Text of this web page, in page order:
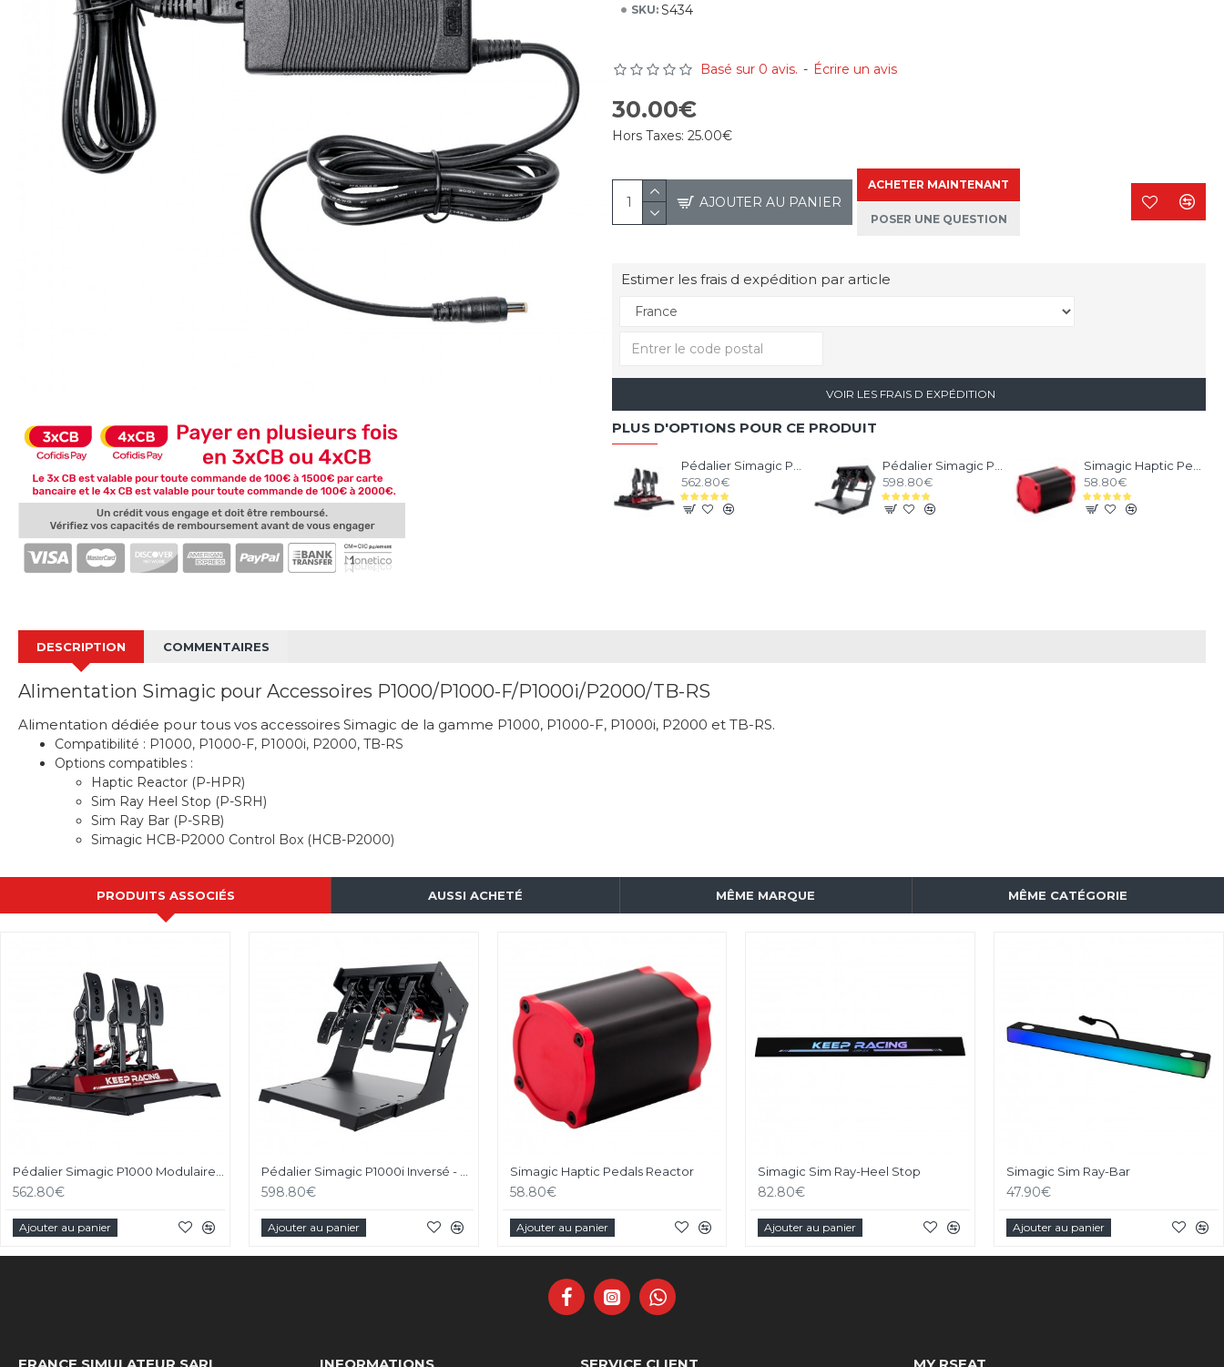
SKU: S434
Basé sur 0 avis. - Écrire un avis
30.00€
Hors Taxes: 25.00€
AJOUTER AU PANIER
ACHETER MAINTENANT
POSER UNE QUESTION
Estimer les frais d expédition par article
VOIR LES FRAIS D EXPÉDITION
PLUS D'OPTIONS POUR CE PRODUIT
562.80€
598.80€
58.80€
DESCRIPTION COMMENTAIRES
Alimentation Simagic pour Accessoires P1000/P1000-F/P1000i/P2000/TB-RS
Alimentation dédiée pour tous vos accessoires Simagic de la gamme P1000, P1000-F, P1000i, P2000 et TB-RS.
Compatibilité : P1000, P1000-F, P1000i, P2000, TB-RS
Options compatibles :
Haptic Reactor (P-HPR)
Sim Ray Heel Stop (P-SRH)
Sim Ray Bar (P-SRB)
Simagic HCB-P2000 Control Box (HCB-P2000)
PRODUITS ASSOCIÉS AUSSI ACHETÉ MÊME MARQUE MÊME CATÉGORIE
562.80€
Ajouter au panier
598.80€
Ajouter au panier
Simagic Haptic Pedals Reactor
58.80€
Ajouter au panier
Simagic Sim Ray-Heel Stop
82.80€
Ajouter au panier
Simagic Sim Ray-Bar
47.90€
Ajouter au panier